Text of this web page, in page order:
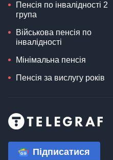
Пенсія по інвалідності 2
група
Військова пенсія по
інвалідності
Мінімальна пенсія
Пенсія за вислугу років
Підписатися